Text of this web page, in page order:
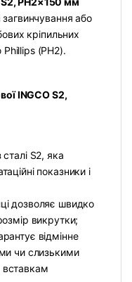
або
кріпильних
Phillips (PH2).
INGCO S2,
S2, яка
показники і
дозволяє швидко
викрутки;
відмінне
чи слизькими